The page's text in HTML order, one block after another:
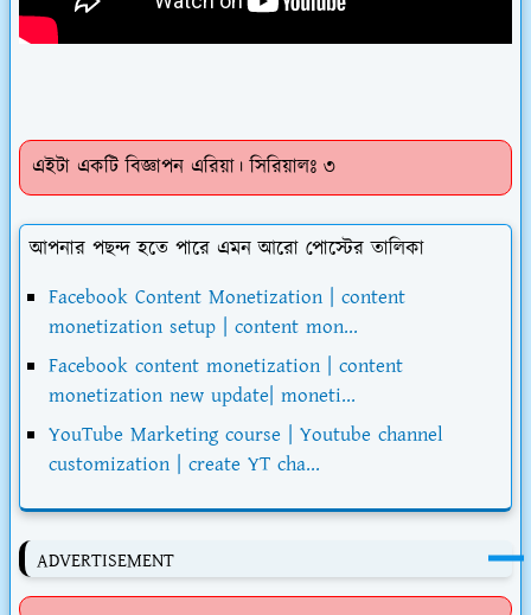
এইটা একটি বিজ্ঞাপন এরিয়া। সিরিয়ালঃ ৩
আপনার পছন্দ হতে পারে এমন আরো পোস্টের তালিকা
Facebook Content Monetization | content
monetization setup | content mon...
Facebook content monetization | content
monetization new update| moneti...
YouTube Marketing course | Youtube channel
customization | create YT cha...
ADVERTISEMENT